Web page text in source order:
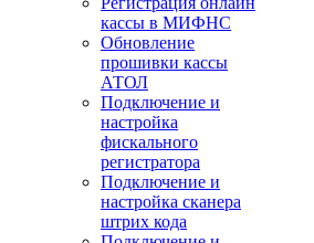
кассы в МИФНС
Обновление
прошивки кассы
АТОЛ
Подключение и
настройка
фискального
регистратора
Подключение и
настройка сканера
штрих кода